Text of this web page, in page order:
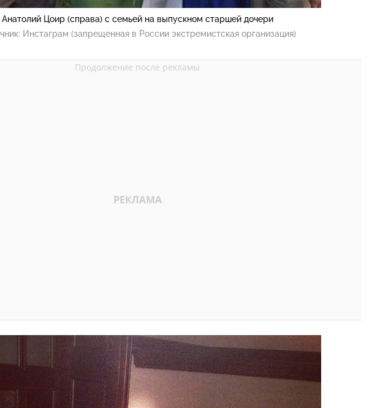
Анатолий Цоир (справа) с семьей на выпускном старшей дочери
Инстаграм (запрещенная в России экстремистская организация)